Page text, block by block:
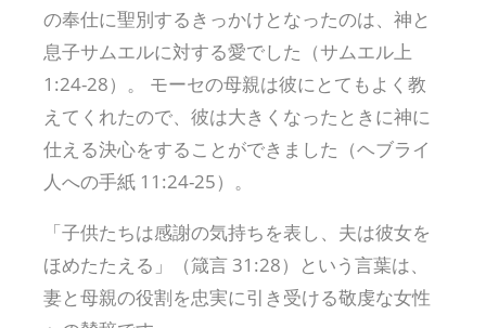
の奉仕に聖別するきっかけとなったのは、神と
息子サムエルに対する愛でした（サムエル上
1:24-28）。 モーセの母親は彼にとてもよく教
えてくれたので、彼は大きくなったときに神に
仕える決心をすることができました（ヘブライ
人への手紙 11:24-25）。
「子供たちは感謝の気持ちを表し、夫は彼女を
ほめたたえる」（箴言 31:28）という言葉は、
妻と母親の役割を忠実に引き受ける敬虔な女性